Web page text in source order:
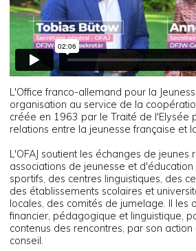
L'Office franco-allemand pour la
organisation au service de la
créée en 1963 par le Traité de l'Elysée
relations entre la jeunesse française et
L'OFAJ soutient les échanges de jeunes
associations de jeunesse et
sportifs, des centres linguistiques, des
des établissements scolaires et
locales, des comités de jumelage. Il les
financier, pédagogique et linguistique,
contenus des rencontres, par son
conseil.